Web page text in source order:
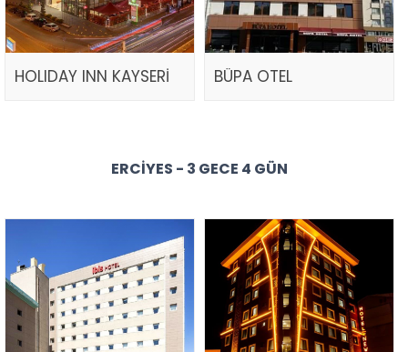
HOLIDAY INN KAYSERİ BÜPA OTEL
ERCIYES - 3 GECE 4 GÜN